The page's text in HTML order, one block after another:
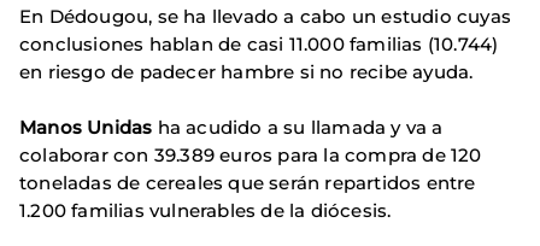
En Dédougou, se ha llevado a cabo un estudio cuyas
conclusiones hablan de casi 11.000 familias (10.744)
en riesgo de padecer hambre si no recibe ayuda.
Manos Unidas ha acudido a su llamada y va a
colaborar con 39.389 euros para la compra de 120
toneladas de cereales que serán repartidos entre
1.200 familias vulnerables de la diócesis.